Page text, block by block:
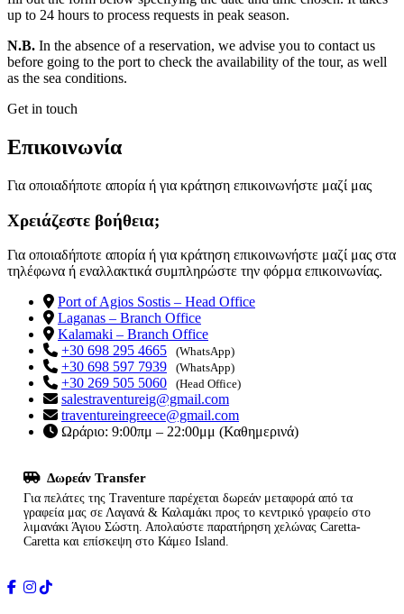
up to 24 hours to process requests in peak season.
N.B. In the absence of a reservation, we advise you to contact us
before going to the port to check the availability of the tour, as well
as the sea conditions.
Get in touch
Επικοινωνία
Για οποιαδήποτε απορία ή για κράτηση επικοινωνήστε μαζί μας
Χρειάζεστε βοήθεια;
Για οποιαδήποτε απορία ή για κράτηση επικοινωνήστε μαζί μας στα
τηλέφωνα ή εναλλακτικά συμπληρώστε την φόρμα επικοινωνίας.
Port of Agios Sostis – Head Office
Laganas – Branch Office
Kalamaki – Branch Office
+30 698 295 4665
(WhatsApp)
+30 698 597 7939 (WhatsApp)
+30 269 505 5060 (Head Office)
salestraventureig@gmail.com
traventureingreece@gmail.com
Ωράριο: 9:00πμ – 22:00μμ (Καθημερινά)
Δωρεάν Transfer
Για πελάτες της Traventure παρέχεται δωρεάν μεταφορά από τα
γραφεία μας σε Λαγανά & Καλαμάκι προς το κεντρικό γραφείο στο
λιμανάκι Άγιου Σώστη. Απολαύστε παρατήρηση χελώνας Caretta-
Caretta και επίσκεψη στο Κάμεο Island.